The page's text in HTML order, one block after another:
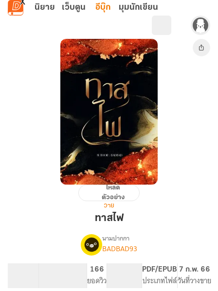
ข้ามไปยังเนื้อหาหลัก
นิยาย เว็บตูน อีบุ๊ก มุมนักเขียน
โหลด
ตัวอย่าง
วาย
ทาสไฟ
เรื่อง►
นามปากกา
BADBAD93
166
ยอดวิว
PDF/EPUB
ประเภทไฟล์
7 ก.พ. 66
วันที่วางขาย